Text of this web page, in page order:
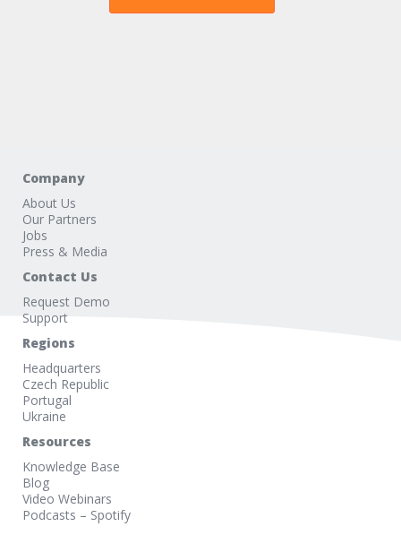
Company
About Us
Our Partners
Jobs
Press & Media
Contact Us
Request Demo
Support
Regions
Headquarters
Czech Republic
Portugal
Ukraine
Resources
Knowledge Base
Blog
Video Webinars
Podcasts – Spotify